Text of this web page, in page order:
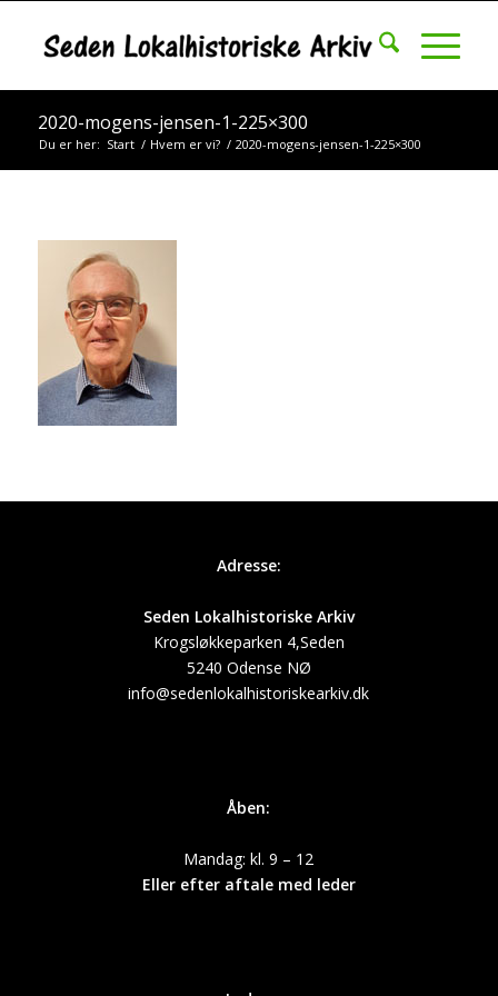
2020-mogens-jensen-1-225×300
Du er her: Start / Hvem er vi? / 2020-mogens-jensen-1-225×300
Adresse:
Seden Lokalhistoriske Arkiv
Krogsløkkeparken 4,Seden
5240 Odense NØ
info@sedenlokalhistoriskearkiv.dk
Åben:
Mandag: kl. 9 – 12
Eller efter aftale med leder